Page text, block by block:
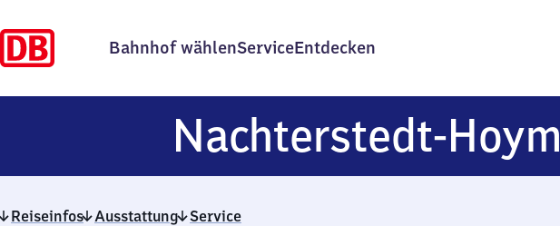
Bahnhof wählenServiceEntdecken
Nachterstedt-Hoym
Reiseinfos Ausstattung Service